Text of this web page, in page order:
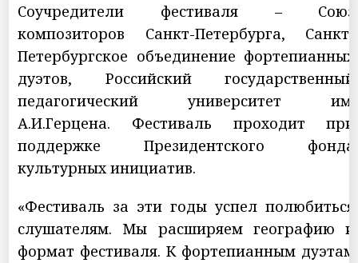
Соучредители фестиваля – Союз
композиторов Санкт-Петербурга, Санкт-
Петербургское объединение фортепианных
дуэтов, Российский государственный
педагогический университет им.
А.И.Герцена. Фестиваль проходит при
поддержке Президентского фонда
культурных инициатив.
«Фестиваль за эти годы успел полюбиться
слушателям. Мы расширяем географию и
формат фестиваля. К фортепианным дуэтам